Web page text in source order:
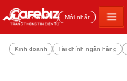
Đọc nhiều Mới nhất
Kinh doanh Tài chính ngân hàng